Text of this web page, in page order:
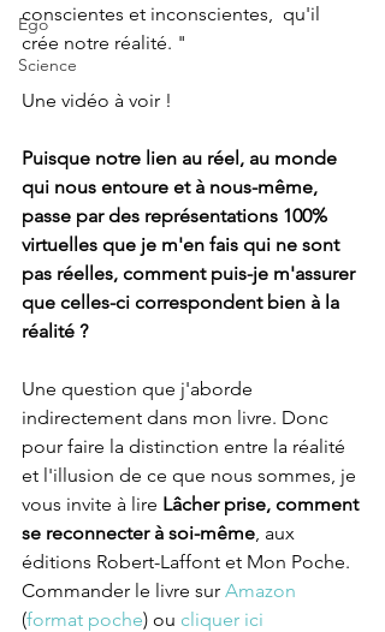
Ego
Science
conscientes et inconscientes,  qu'il
crée notre réalité. "
Une vidéo à voir !
Puisque notre lien au réel, au monde
qui nous entoure et à nous-même,
passe par des représentations 100%
virtuelles que je m'en fais qui ne sont
pas réelles, comment puis-je m'assurer
que celles-ci correspondent bien à la
réalité ?
Une question que j'aborde
indirectement dans mon livre. Donc
pour faire la distinction entre la réalité
et l'illusion de ce que nous sommes, je
vous invite à lire Lâcher prise, comment
se reconnecter à soi-même , aux
éditions Robert-Laffont et Mon Poche.
Commander le livre sur Amazon
(format poche) ou cliquer ici